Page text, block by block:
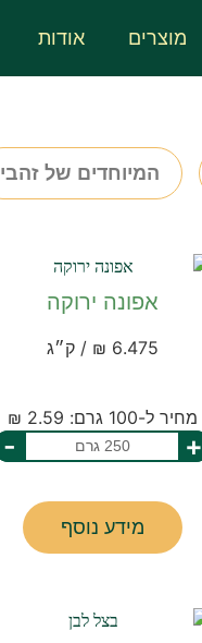
מוצרים אודות
המיוחדים של זהבי
אפונה ירוקה
6.475 ₪ / ק״ג
מחיר ל-100 גרם: 2.59 ₪
+
-
מידע נוסף